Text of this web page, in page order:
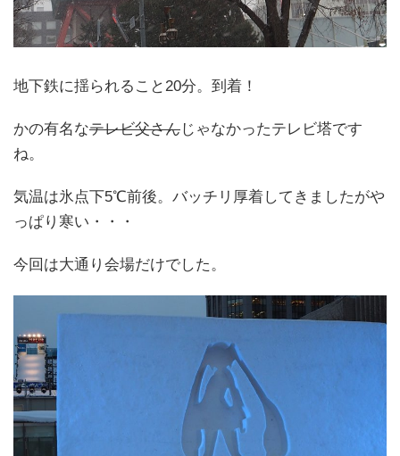
地下鉄に揺られること20分。到着！
かの有名なテレビ父さんじゃなかったテレビ塔です
ね。
気温は氷点下5℃前後。バッチリ厚着してきましたがや
っぱり寒い・・・
今回は大通り会場だけでした。